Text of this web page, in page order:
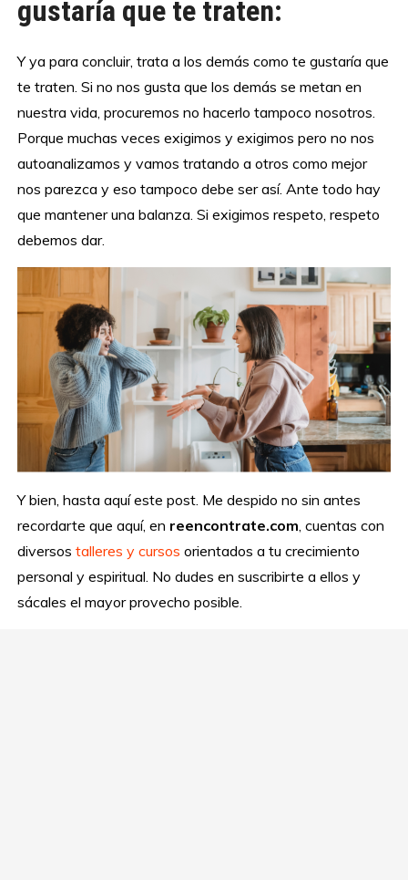
gustaría que te traten:
Y ya para concluir, trata a los demás como te gustaría que
te traten. Si no nos gusta que los demás se metan en
nuestra vida, procuremos no hacerlo tampoco nosotros.
Porque muchas veces exigimos y exigimos pero no nos
autoanalizamos y vamos tratando a otros como mejor
nos parezca y eso tampoco debe ser así. Ante todo hay
que mantener una balanza. Si exigimos respeto, respeto
debemos dar.
Y bien, hasta aquí este post. Me despido no sin antes
recordarte que aquí, en reencontrate.com , cuentas con
diversostalleres y cursos orientados a tu crecimiento
personal y espiritual. No dudes en suscribirte a ellos y
sácales el mayor provecho posible.